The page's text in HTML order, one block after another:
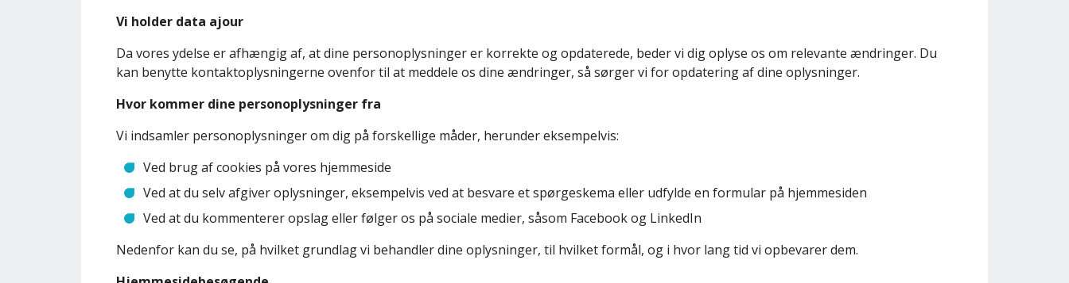
Vi holder data ajour
Da vores ydelse er afhængig af, at dine personoplysninger er korrekte og opdaterede, beder vi dig oplyse os om relevante ændringer. Du
kan benytte kontaktoplysningerne ovenfor til at meddele os dine ændringer, så sørger vi for opdatering af dine oplysninger.
Hvor kommer dine personoplysninger fra
Vi indsamler personoplysninger om dig på forskellige måder, herunder eksempelvis:
Ved brug af cookies på vores hjemmeside
Ved at du selv afgiver oplysninger, eksempelvis ved at besvare et spørgeskema eller udfylde en formular på hjemmesiden
Ved at du kommenterer opslag eller følger os på sociale medier, såsom Facebook og LinkedIn
Nedenfor kan du se, på hvilket grundlag vi behandler dine oplysninger, til hvilket formål, og i hvor lang tid vi opbevarer dem.